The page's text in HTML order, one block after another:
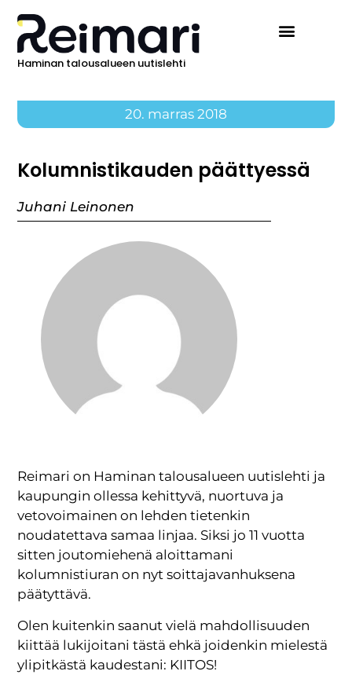
Haminan talousalueen uutislehti
20. marras 2018
Kolumnistikauden päättyessä
Juhani Leinonen
Reimari on Haminan talousalueen uutislehti ja
kaupungin ollessa kehittyvä, nuortuva ja
vetovoimainen on lehden tietenkin
noudatettava samaa linjaa. Siksi jo 11 vuotta
sitten joutomiehenä aloittamani
kolumnistiuran on nyt soittajavanhuksena
päätyttävä.
Olen kuitenkin saanut vielä mahdollisuuden
kiittää lukijoitani tästä ehkä joidenkin mielestä
ylipitkästä kaudestani: KIITOS!